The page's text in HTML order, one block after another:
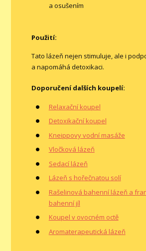
a osušením
Použití:
Tato lázeň nejen stimuluje, ale i
a napomáhá detoxikaci.
Doporučení dalších koupelí:
Relaxační koupel
Detoxikační koupel
Kneippovy vodní masáže
Vločková lázeň
Sedací lázeň
Lázeň s hořečnatou solí
Rašelinová bahenní lázeň a
bahenní jíl
Koupel v ovocném octě
Aromaterapeutická lázeň